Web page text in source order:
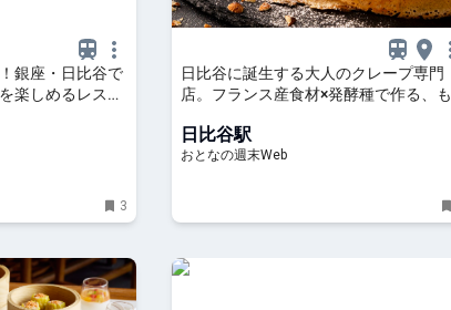
銀座・日比谷で
楽しめるレスト
3
日比谷に誕生する大人のクレープ専門
店。フランス産食材×発酵種で作る、も
日比谷駅
おとなの週末Web